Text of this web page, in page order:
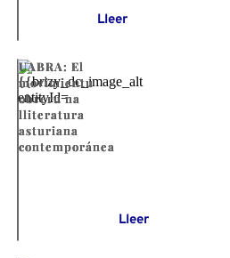
Lleer
UABRA: El
movimientu
obreru na
lliteratura
asturiana
contemporánea
Lleer